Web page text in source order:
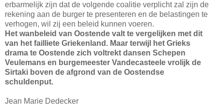
erbarmelijk zijn dat de volgende coalitie verplicht zal zijn de
rekening aan de burger te presenteren en de belastingen te
verhogen, wil zij een beleid kunnen voeren.
Het wanbeleid van Oostende valt te vergelijken met dit
van het failliete Griekenland. Maar terwijl het Grieks
drama te Oostende zich voltrekt dansen Schepen
Veulemans en burgemeester Vandecasteele vrolijk de
Sirtaki boven de afgrond van de Oostendse
schuldenput.
Jean Marie Dedecker